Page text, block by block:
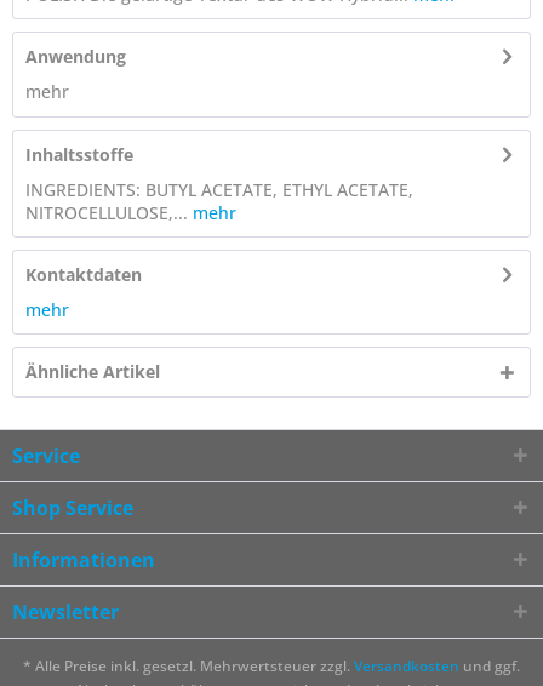
Anwendung
mehr
Inhaltsstoffe
INGREDIENTS: BUTYL ACETATE, ETHYL ACETATE,
NITROCELLULOSE,... mehr
Kontaktdaten
mehr
Ähnliche Artikel
Service
Shop Service
Informationen
Newsletter
* Alle Preise inkl. gesetzl. Mehrwertsteuer zzgl. Versandkosten und ggf.